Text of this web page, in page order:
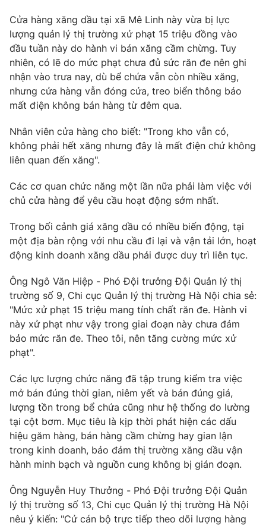
Liên hệ tòa soạn English
THỜI BÁO VTV
Cơ quan chủ quản:
Đài Truyền hình Việt Nam
Giấy phép hoạt động báo in và báo điện tử số 483/GP-BTTTT
cấp ngày 29/12/2023
Phó Tổng Biên tập:Nguyễn Thị Mỹ Hạnh, Phạm Quốc Thắng,
Nguyễn Trọng Ninh
Tổng đài VTV:024.38 355 931 - 024.38 355 932
Ðiện thoại Thời báo VTV:024.66 897 897
Email:toasoan@vtv.vn
Liên hệ quảng cáo: 024-7300.7108
thuận bằng văn bản. Ghi rõ nguồn VTV.vn khi phát hành lại
thông tin từ website này.
Cửa hàng xăng dầu tại xã Mê Linh này vừa bị lực
lượng quản lý thị trường xử phạt 15 triệu đồng vào
đầu tuần này do hành vi bán xăng cầm chừng. Tuy
nhiên, có lẽ do mức phạt chưa đủ sức răn đe nên ghi
nhận vào trưa nay, dù bể chứa vẫn còn nhiều xăng,
nhưng cửa hàng vẫn đóng cửa, treo biển thông báo
mất điện không bán hàng từ đêm qua.
Nhân viên cửa hàng cho biết: "Trong kho vẫn có,
không phải hết xăng nhưng đây là mất điện chứ không
liên quan đến xăng".
Các cơ quan chức năng một lần nữa phải làm việc với
chủ cửa hàng để yêu cầu hoạt động sớm nhất.
Trong bối cảnh giá xăng dầu có nhiều biến động, tại
một địa bàn rộng với nhu cầu đi lại và vận tải lớn, hoạt
động kinh doanh xăng dầu phải được duy trì liên tục.
Ông Ngô Văn Hiệp - Phó Đội trưởng Đội Quản lý thị
trường số 9, Chi cục Quản lý thị trường Hà Nội chia sẻ:
"Mức xử phạt 15 triệu mang tính chất răn đe. Hành vi
này xử phạt như vậy trong giai đoạn này chưa đảm
bảo mức răn đe. Theo tôi, nên tăng cường mức xử
phạt".
Các lực lượng chức năng đã tập trung kiểm tra việc
mở bán đúng thời gian, niêm yết và bán đúng giá,
lượng tồn trong bể chứa cũng như hệ thống đo lường
tại cột bơm. Mục tiêu là kịp thời phát hiện các dấu
hiệu găm hàng, bán hàng cầm chừng hay gian lận
trong kinh doanh, bảo đảm thị trường xăng dầu vận
hành minh bạch và nguồn cung không bị gián đoạn.
Ông Nguyễn Huy Thưởng - Phó Đội trưởng Đội Quản
lý thị trường số 13, Chi cục Quản lý thị trường Hà Nội
nêu ý kiến: "Cử cán bộ trực tiếp theo dõi lượng hàng